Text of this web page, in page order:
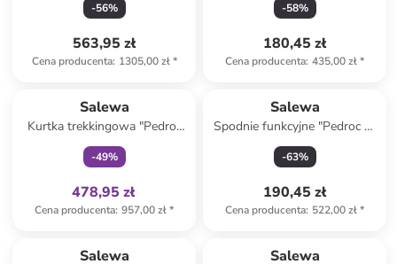
-56%
563,95 zł
Cena producenta: 1305,00 zł*
-58%
180,45 zł
Cena producenta: 435,00 zł*
Salewa
Kurtka trekkingowa "Pedroc
2.5L Powertex" w kolorze
czerwonym
-49%
478,95 zł
Cena producenta: 957,00 zł*
Salewa
Spodnie funkcyjne "Pedroc 4"
w kolorze jasnobrązowym
-63%
190,45 zł
Cena producenta: 522,00 zł*
Salewa Salewa